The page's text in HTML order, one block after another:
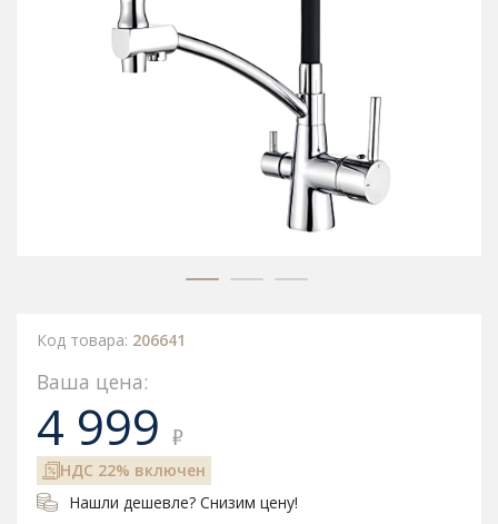
Код товара: 206641
Ваша цена:
4 999 ₽
НДС 22% включен
Нашли дешевле? Снизим цену!